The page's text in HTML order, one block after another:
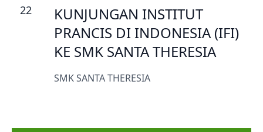
22
KUNJUNGAN INSTITUT
PRANCIS DI INDONESIA (IFI)
KE SMK SANTA THERESIA
SMK SANTA THERESIA